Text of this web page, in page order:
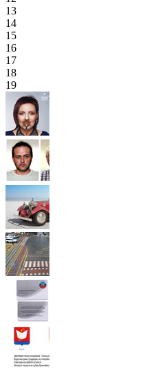
13
14
15
16
17
18
19